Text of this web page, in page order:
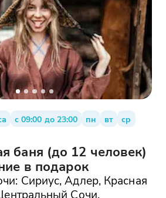
с 09:00 до 23:00 пн вт
ср
баня (до 12 человек)
в подарок
Сириус, Адлер, Красная
Сочи,